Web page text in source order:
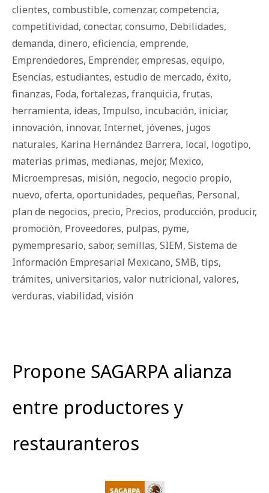
clientes, combustible, comenzar, competencia,
competitividad, conectar, consumo, Debilidades,
demanda, dinero, eficiencia, emprende,
Emprendedores, Emprender, empresas, equipo,
Esencias, estudiantes, estudio de mercado, éxito,
finanzas, Foda, fortalezas, franquicia, frutas,
herramienta, ideas, Impulso, incubación, iniciar,
innovación, innovar, Internet, jóvenes, jugos
naturales, Karina Hernández Barrera, local, logotipo,
materias primas, medianas, mejor, Mexico,
Microempresas, misión, negocio, negocio propio,
nuevo, oferta, oportunidades, pequeñas, Personal,
plan de negocios, precio, Precios, producción, producir,
promoción, Proveedores, pulpas, pyme,
pymempresario, sabor, semillas, SIEM, Sistema de
Información Empresarial Mexicano, SMB, tips,
trámites, universitarios, valor nutricional, valores,
verduras, viabilidad, visión
Propone SAGARPA alianza
entre productores y
restauranteros